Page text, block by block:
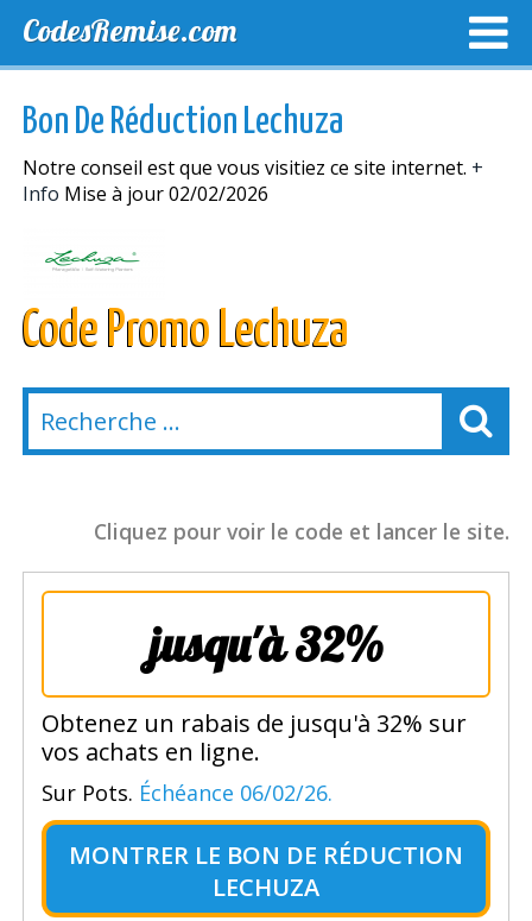
CodesRemise.com
NOUVELLES MAGASINS
Bon De Réduction Lechuza
Notre conseil est que vous visitiez ce site internet. +
Info Mise à jour 02/02/2026
Code Promo Lechuza
Cliquez pour voir le code et lancer le site.
jusqu'à 32%
Obtenez un rabais de jusqu'à 32% sur
vos achats en ligne.
Sur Pots. Échéance 06/02/26.
MONTRER LE BON DE RÉDUCTION
LECHUZA